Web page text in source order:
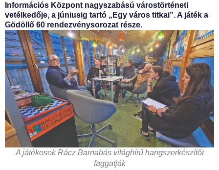
Információs Központ nagyszabású várostörténeti
vetélkedője, a júniusig tartó „Egy város titkai”. A játék a
Gödöllő 60 rendezvénysorozat része.
A játékosok Rácz Barnabás világhírű hangszerkészítőt
faggatják